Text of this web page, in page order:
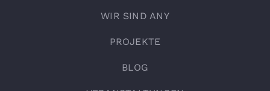
WIR SIND ANY
PROJEKTE
BLOG